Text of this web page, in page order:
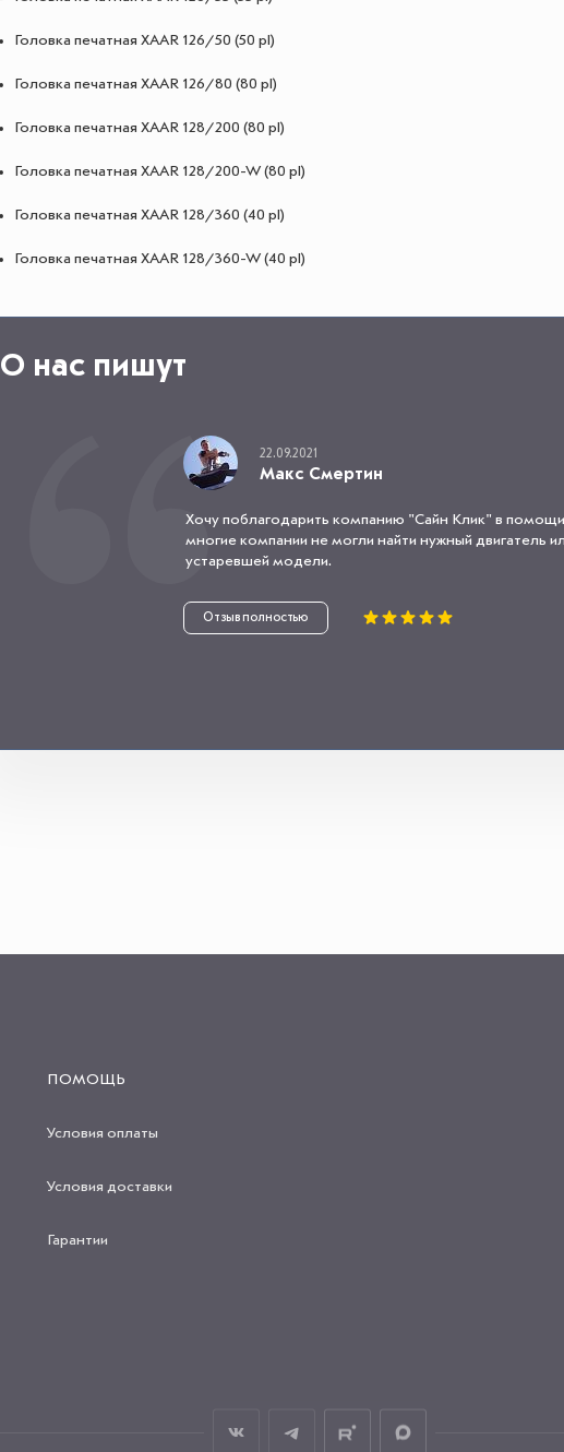
Головка печатная XAAR 126/50 (50 pl)
Головка печатная XAAR 126/80 (80 pl)
Головка печатная XAAR 128/200 (80 pl)
Головка печатная XAAR 128/200-W (80 pl)
Головка печатная XAAR 128/360 (40 pl)
Головка печатная XAAR 128/360-W (40 pl)
О нас пишут
22.09.2021
Макс Смертин
Хочу поблагодарить компанию "Сайн Клик" в помощи
многие компании не могли найти нужный двигатель
устаревшей модели.
Отзыв полностью
ПОМОЩЬ
Условия оплаты
Условия доставки
Гарантии